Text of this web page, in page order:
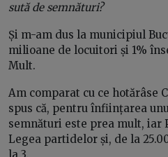
sută de semnături?
Și m-am dus la municipiul
milioane de locuitori și 1%
Mult.
Am comparat cu ce hotărâse
spus că, pentru înființarea
semnături este prea mult, iar
Legea partidelor și, de la